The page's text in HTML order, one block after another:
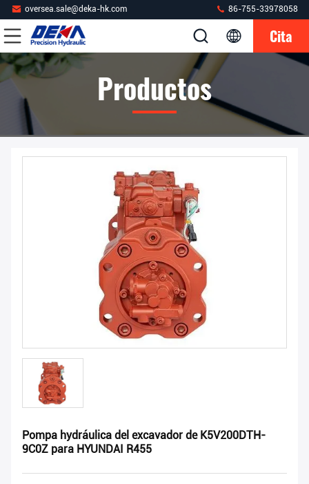
oversea.sale@deka-hk.com 86-755-33978058
Cita
Productos
Pompa hydráulica del excavador de K5V200DTH-
9C0Z para HYUNDAI R455